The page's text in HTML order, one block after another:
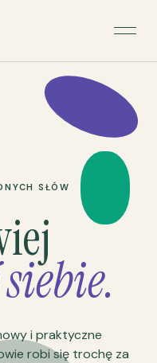
SŁÓW
i praktyczne
robi się trochę za